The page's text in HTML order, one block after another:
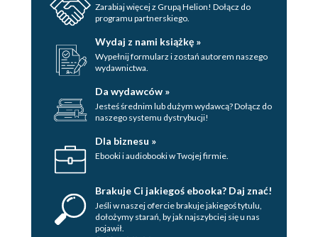
Zarabiaj więcej z Grupą Helion! Dołącz do
programu partnerskiego.
Wydaj z nami książkę »
Wypełnij formularz i zostań autorem naszego
wydawnictwa.
Da wydawców »
Jesteś średnim lub dużym wydawcą? Dołącz do
naszego systemu dystrybucji!
Dla biznesu »
Ebooki i audiobooki w Twojej firmie.
Brakuje Ci jakiegoś ebooka? Daj znać!
Jeśli w naszej ofercie brakuje jakiegoś tytulu,
dołożymy starań, by jak najszybciej się u nas
pojawił.